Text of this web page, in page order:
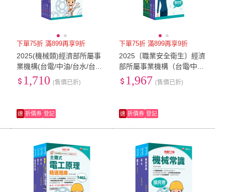
下單75折 滿899再享9折
2025(機械類)經濟部所屬事
業機構(台電/中油/台水/台糖)
新進職員聯合甄試題庫版套
書：名師指點考試關鍵 分類
1,710 (售價已折)
速 折價券 登記
下單75折 滿899再享9折
2025〔職業安全衛生〕經濟
部所屬事業機構（台電∕中油∕
台水∕台糖）新進職員聯合甄
試課文版套書：隨文加入
1,967 (售價已折)
速 折價券 登記